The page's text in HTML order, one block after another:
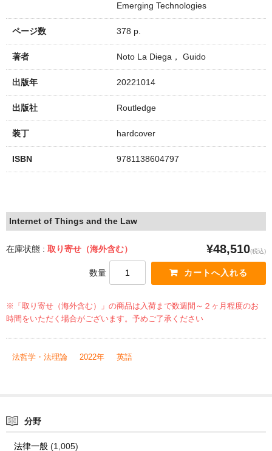
Emerging Technologies
ページ数 378 p.
著者 Noto La Diega， Guido
出版年 20221014
出版社 Routledge
装丁 hardcover
ISBN 9781138604797
Internet of Things and the Law
在庫状態 : 取り寄せ（海外含む） ¥48,510(税込)
数量
※「取り寄せ（海外含む）」の商品は入荷まで数週間～２ヶ月程度のお
時間をいただく場合がございます。予めご了承ください
法哲学・法理論 2022年 英語
分野
法律一般(1,005)